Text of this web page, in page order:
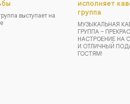
выступает на
исполняет
группа
МУЗЫКАЛЬНАЯ
ГРУППА –
НАСТРОЕНИЕ НА
И ОТЛИЧНЫЙ
ГОСТЯМ!